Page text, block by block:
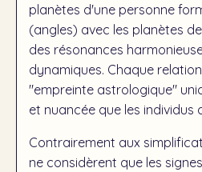
planètes d'une personne
(angles) avec les planètes
des résonances
dynamiques. Chaque
"empreinte astrologique"
et nuancée que les individus
Contrairement aux
ne considèrent que les